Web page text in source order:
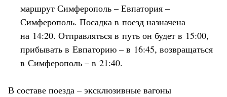
маршрут Симферополь – Евпатория –
Симферополь. Посадка в поезд назначена
на 14:20. Отправляться в путь он будет в 15:00,
прибывать в Евпаторию – в 16:45, возвращаться
в Симферополь – в 21:40.
В составе поезда – эксклюзивные вагоны